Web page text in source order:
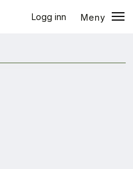
Logg inn
Meny